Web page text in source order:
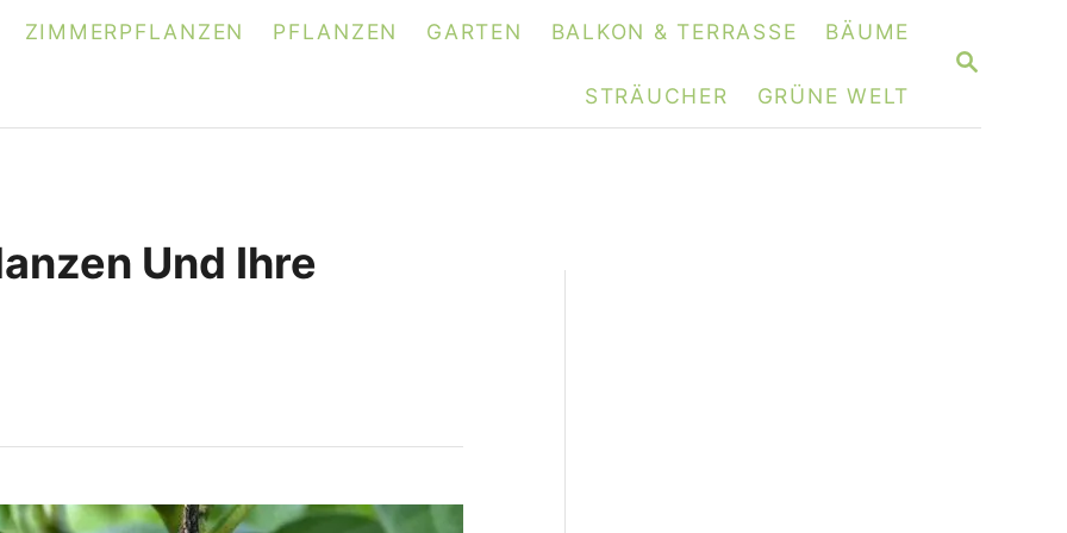
S
R
ZIMMERPFLANZEN PFLANZEN GARTEN BALKON & TERRASSE BÄUME
STRÄUCHER GRÜNE WELT
Und Ihre